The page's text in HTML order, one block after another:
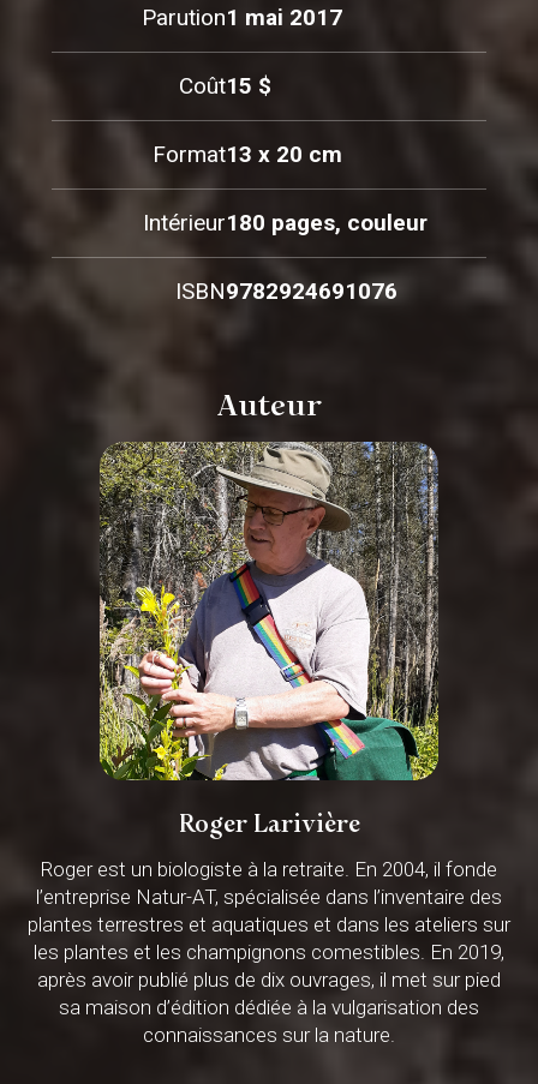
Parution1 mai 2017
Coût15 $
Format13 x 20 cm
Intérieur180 pages, couleur
ISBN9782924691076
Auteur
Roger Larivière
Roger est un biologiste à la retraite. En 2004, il fonde
l’entreprise Natur-AT, spécialisée dans l’inventaire des
plantes terrestres et aquatiques et dans les ateliers sur
les plantes et les champignons comestibles. En 2019,
après avoir publié plus de dix ouvrages, il met sur pied
sa maison d’édition dédiée à la vulgarisation des
connaissances sur la nature.